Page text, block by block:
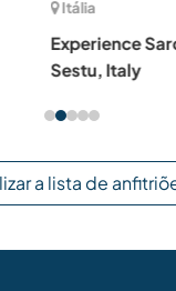
life and help
a lista de